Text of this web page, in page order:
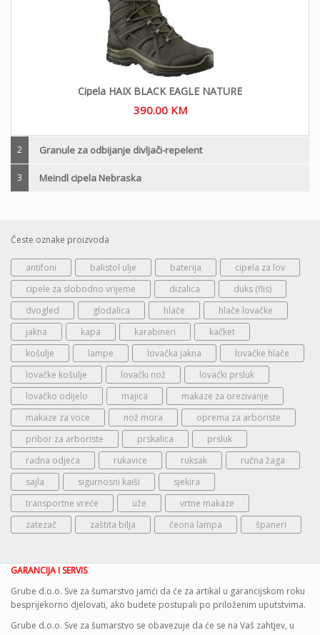
Cipela HAIX BLACK EAGLE NATURE
390.00 KM
2 Granule za odbijanje divljači-repelent
3 Meindl cipela Nebraska
Česte oznake proizvoda
antifoni balistol ulje baterija
cipela za lov
cipele za slobodno vrijeme
dizalica
duks (flis)
dvogled
glodalica hlače
hlače lovačke
jakna
kapa karabineri
kačket
košulje
lampe lovačka jakna
lovačke hlače
lovačke košulje
lovački nož
lovački prsluk
lovačko odijelo
majica
makaze za orezivanje
makaze za voce
nož mora
oprema za arboriste
pribor za arboriste
prskalica
prsluk
radna odjeća
rukavice ruksak
ručna žaga
sajla
sigurnosni kaiši
sjekira
transportne vreće
uže
vrtne makaze
zatezač
zaštita bilja čeona lampa španeri
GARANCIJA I SERVIS
Grube d.o.o. Sve za šumarstvo jamći da će za artikal u garancijskom roku
besprijekorno djelovati, ako budete postupali po priloženim uputstvima.
Grube d.o.o. Sve za šumarstvo se obavezuje da će se na Vaš zahtjev, u